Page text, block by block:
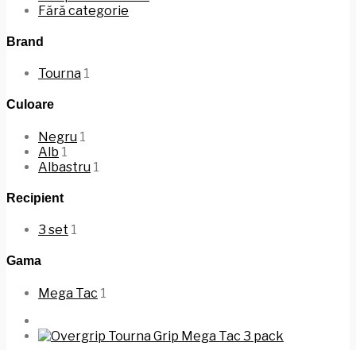
Fără categorie
Brand
Tourna 1
Culoare
Negru 1
Alb 1
Albastru 1
Recipient
3 set 1
Gama
Mega Tac 1